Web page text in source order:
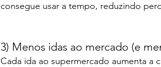
consegue usar a tempo, reduzindo
3) Menos idas ao mercado (e
Cada ida ao supermercado aumenta a